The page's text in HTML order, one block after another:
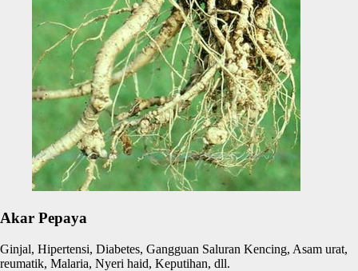
Akar Pepaya
Ginjal, Hipertensi, Diabetes, Gangguan Saluran Kencing, Asam urat,
reumatik, Malaria, Nyeri haid, Keputihan, dll.